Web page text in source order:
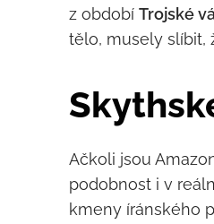
z období Trojské
tělo, musely slíbit,
Ačkoli jsou
podobnost i v
kmeny íránského